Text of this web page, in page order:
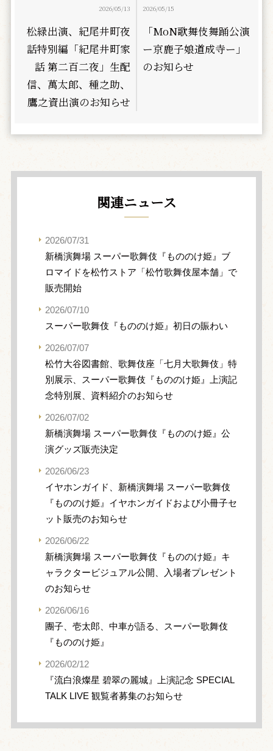
2026/05/13
松緑出演、紀尾井町夜
話特別編「紀尾井町家
話 第二百二夜」生配
信、萬太郎、種之助、
鷹之資出演のお知らせ
2026/05/15
「MoN歌舞伎舞踊公演
ー京鹿子娘道成寺ー」
のお知らせ
関連ニュース
2026/07/31
新橋演舞場 スーパー歌舞伎『もののけ姫』ブ
ロマイドを松竹ストア「松竹歌舞伎屋本舗」で
販売開始
2026/07/10
スーパー歌舞伎『もののけ姫』初日の賑わい
2026/07/07
松竹大谷図書館、歌舞伎座「七月大歌舞伎」特
別展示、スーパー歌舞伎『もののけ姫』上演記
念特別展、資料紹介のお知らせ
2026/07/02
新橋演舞場 スーパー歌舞伎『もののけ姫』公
演グッズ販売決定
2026/06/23
イヤホンガイド、新橋演舞場 スーパー歌舞伎
『もののけ姫』イヤホンガイドおよび小冊子セ
ット販売のお知らせ
2026/06/22
新橋演舞場 スーパー歌舞伎『もののけ姫』キ
ャラクタービジュアル公開、入場者プレゼント
のお知らせ
2026/06/16
團子、壱太郎、中車が語る、スーパー歌舞伎
『もののけ姫』
2026/02/12
『流白浪燦星 碧翠の麗城』上演記念 SPECIAL
TALK LIVE 観覧者募集のお知らせ